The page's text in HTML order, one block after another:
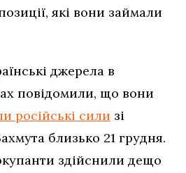
які вони займали
джерела в
повідомили, що вони
російські сили зі
близько 21 грудня.
здійснили дещо